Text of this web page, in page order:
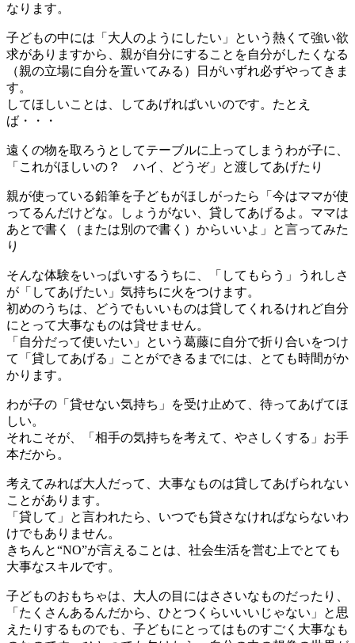
なります。
子どもの中には「大人のようにしたい」という熱くて強い欲
求がありますから、親が自分にすることを自分がしたくなる
（親の立場に自分を置いてみる）日がいずれ必ずやってきま
す。
してほしいことは、してあげればいいのです。たとえ
ば・・・
遠くの物を取ろうとしてテーブルに上ってしまうわが子に、
「これがほしいの？ ハイ、どうぞ」と渡してあげたり
親が使っている鉛筆を子どもがほしがったら「今はママが使
ってるんだけどな。しょうがない、貸してあげるよ。ママは
あとで書く（または別ので書く）からいいよ」と言ってみた
り
そんな体験をいっぱいするうちに、「してもらう」うれしさ
が「してあげたい」気持ちに火をつけます。
初めのうちは、どうでもいいものは貸してくれるけれど自分
にとって大事なものは貸せません。
「自分だって使いたい」という葛藤に自分で折り合いをつけ
て「貸してあげる」ことができるまでには、とても時間がか
かります。
わが子の「貸せない気持ち」を受け止めて、待ってあげてほ
しい。
それこそが、「相手の気持ちを考えて、やさしくする」お手
本だから。
考えてみれば大人だって、大事なものは貸してあげられない
ことがあります。
「貸して」と言われたら、いつでも貸さなければならないわ
けでもありません。
きちんと“NO”が言えることは、社会生活を営む上でとても
大事なスキルです。
子どものおもちゃは、大人の目にはささいなものだったり、
「たくさんあるんだから、ひとつくらいいいじゃない」と思
えたりするものでも、子どもにとってはものすごく大事なも